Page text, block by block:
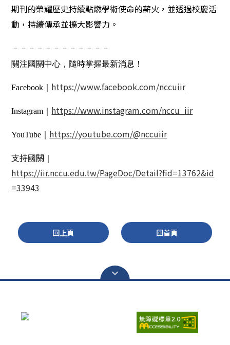
期刊的榮耀歷史持續點燃學術使命的薪火，並透過校慶活
動，持續傳承並擴大影響力。
－－－－－－－－－－－－
關注國關中心，隨時掌握最新消息！
Facebook｜ https://www.facebook.com/nccuiir
Instagram｜ https://www.instagram.com/nccu_iir
YouTube｜ https://youtube.com/@nccuiir
支持國關｜
https://iir.nccu.edu.tw/PageDoc/Detail?fid=13762&id
=33943
回上頁 回首頁